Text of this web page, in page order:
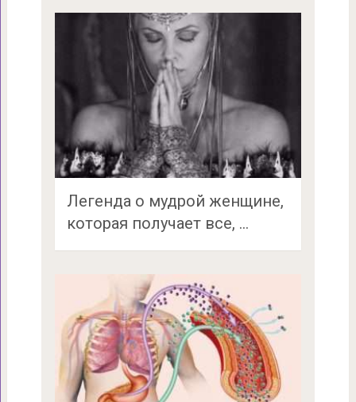
Легенда о мудрой женщине,
которая получает все, …